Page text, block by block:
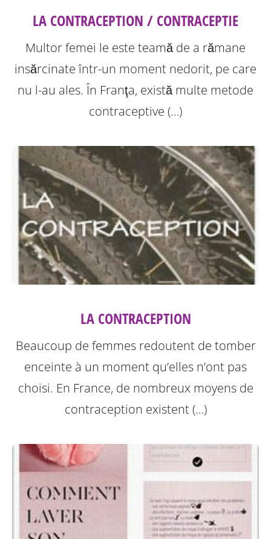
LA CONTRACEPTION / CONTRACEPTIE
Multor femei le este teamă de a rămane
insărcinate într-un moment nedorit, pe care
nu l-au ales. În Franţa, există multe metode
contraceptive (…)
LA CONTRACEPTION
Beaucoup de femmes redoutent de tomber
enceinte à un moment qu’elles n’ont pas
choisi. En France, de nombreux moyens de
contraception existent (…)